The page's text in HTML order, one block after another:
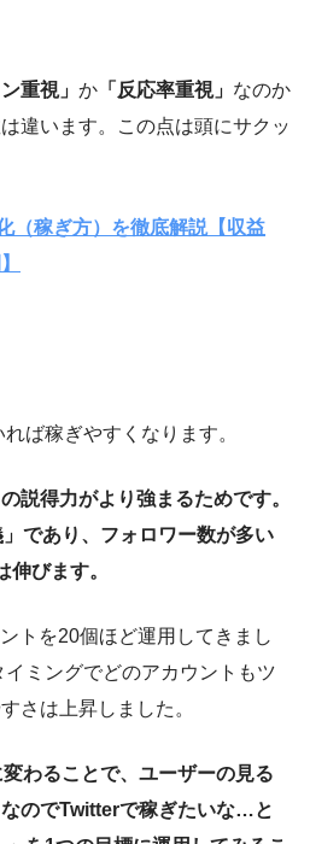
重視」 か 「反応率重視」 なのか
違います。この点は頭にサクッ
（稼ぎ方）を徹底解説【収益
ば稼ぎやすくなります。
説得力がより強まるためです。
であり、フォロワー数が多い
伸びます。
トを20個ほど運用してきまし
ミングでどのアカウントもツ
さは上昇しました。
わることで、ユーザーの見る
のでTwitterで稼ぎたいな…と